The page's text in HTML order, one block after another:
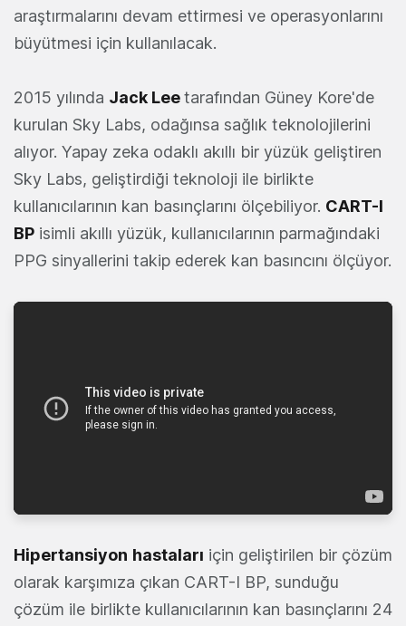
araştırmalarını devam ettirmesi ve operasyonlarını
büyütmesi için kullanılacak.
2015 yılında Jack Leetarafından Güney Kore'de
kurulan Sky Labs, odağınsa sağlık teknolojilerini
alıyor. Yapay zeka odaklı akıllı bir yüzük geliştiren
Sky Labs, geliştirdiği teknoloji ile birlikte
kullanıcılarının kan basınçlarını ölçebiliyor. CART-I
BP isimli akıllı yüzük, kullanıcılarının parmağındaki
PPG sinyallerini takip ederek kan basıncını ölçüyor.
Hipertansiyon hastaları için geliştirilen bir çözüm
olarak karşımıza çıkan CART-I BP, sunduğu
çözüm ile birlikte kullanıcılarının kan basınçlarını 24